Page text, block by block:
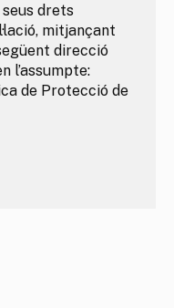
drets
mitjançant
direcció
l’assumpte:
de Protecció de